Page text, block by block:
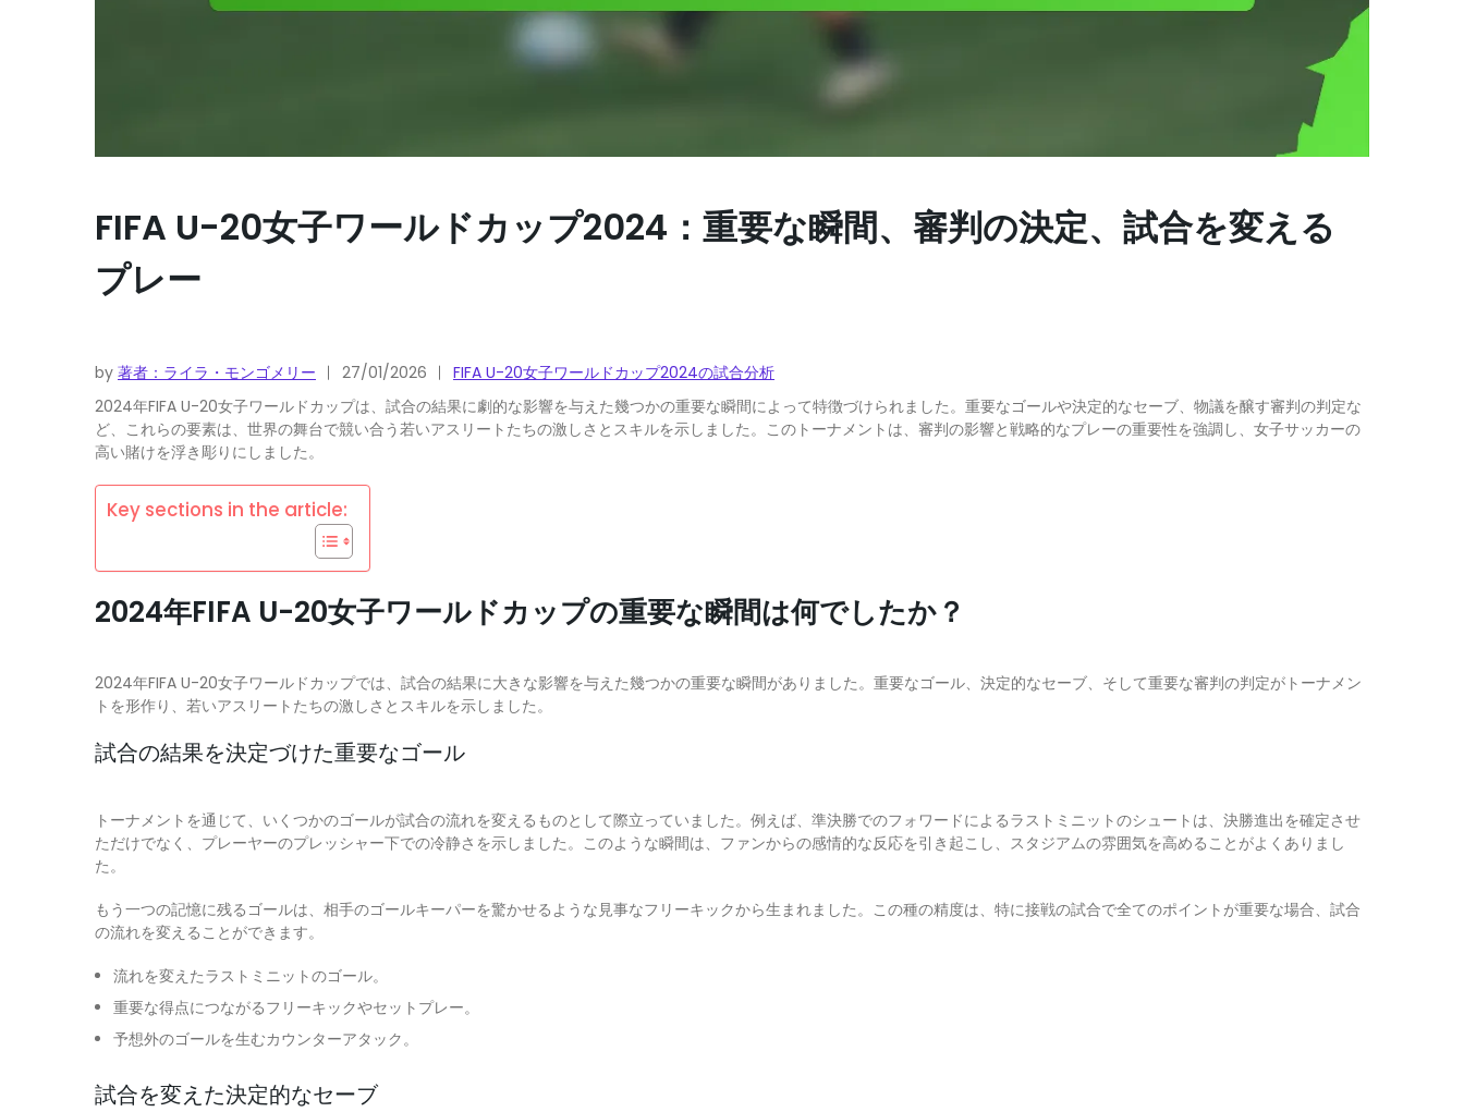
FIFA U-20女子ワールドカップ2024：重要な瞬間、審判の決定、試合を変える
プレー
by 著者：ライラ・モンゴメリー 27/01/2026
FIFA U-20女子ワールドカップ2024の試合分析
2024年FIFA U-20女子ワールドカップは、試合の結果に劇的な影響を与えた幾つかの重要な瞬間によって特徴づけられました。重要なゴールや決定的なセーブ、物議を醸す審判の判定な
ど、これらの要素は、世界の舞台で競い合う若いアスリートたちの激しさとスキルを示しました。このトーナメントは、審判の影響と戦略的なプレーの重要性を強調し、女子サッカーの
高い賭けを浮き彫りにしました。
Key sections in the article:
2024年FIFA U-20女子ワールドカップの重要な瞬間は何でしたか？
2024年FIFA U-20女子ワールドカップでは、試合の結果に大きな影響を与えた幾つかの重要な瞬間がありました。重要なゴール、決定的なセーブ、そして重要な審判の判定がトーナメン
トを形作り、若いアスリートたちの激しさとスキルを示しました。
試合の結果を決定づけた重要なゴール
トーナメントを通じて、いくつかのゴールが試合の流れを変えるものとして際立っていました。例えば、準決勝でのフォワードによるラストミニットのシュートは、決勝進出を確定させ
ただけでなく、プレーヤーのプレッシャー下での冷静さを示しました。このような瞬間は、ファンからの感情的な反応を引き起こし、スタジアムの雰囲気を高めることがよくありまし
た。
もう一つの記憶に残るゴールは、相手のゴールキーパーを驚かせるような見事なフリーキックから生まれました。この種の精度は、特に接戦の試合で全てのポイントが重要な場合、試合
の流れを変えることができます。
流れを変えたラストミニットのゴール。
重要な得点につながるフリーキックやセットプレー。
予想外のゴールを生むカウンターアタック。
試合を変えた決定的なセーブ